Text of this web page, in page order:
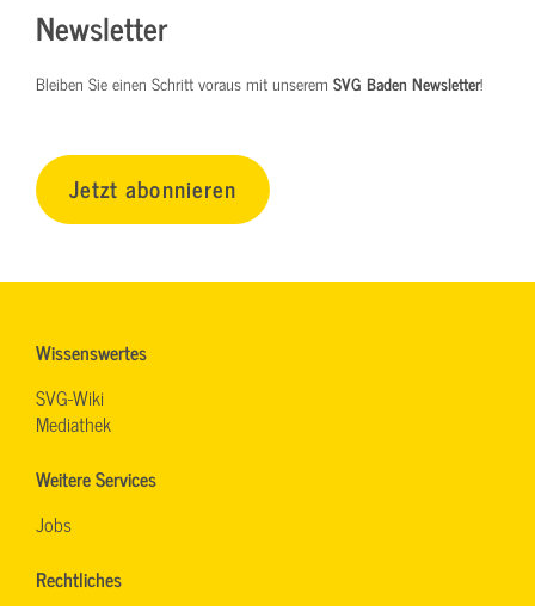
Newsletter
Bleiben Sie einen Schritt voraus mit unserem SVG Baden Newsletter!
Jetzt abonnieren
Wissenswertes
SVG-Wiki
Mediathek
Weitere Services
Jobs
Rechtliches